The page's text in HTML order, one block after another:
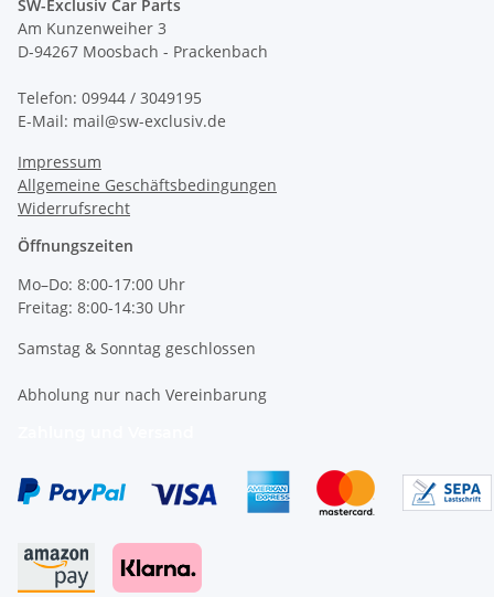
SW-Exclusiv Car Parts
Am Kunzenweiher 3
D-94267 Moosbach - Prackenbach
Telefon: 09944 / 3049195
E-Mail: mail@sw-exclusiv.de
Impressum
Allgemeine Geschäftsbedingungen
Widerrufsrecht
Öffnungszeiten
Mo–Do: 8:00-17:00 Uhr
Freitag: 8:00-14:30 Uhr
Samstag & Sonntag geschlossen
Abholung nur nach Vereinbarung